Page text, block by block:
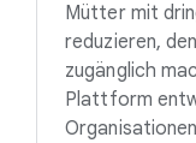
Mütter mit
reduzieren,
zugänglich
Plattform